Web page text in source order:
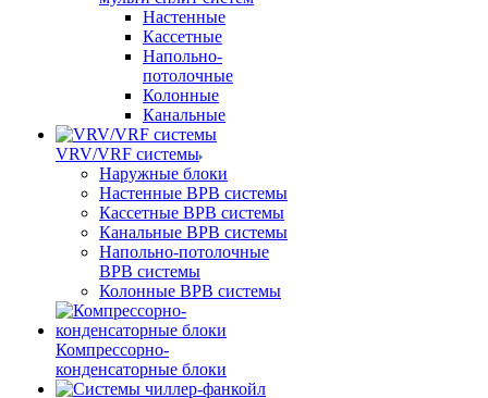
Настенные
Кассетные
Напольно-
потолочные
Колонные
Канальные
VRV/VRF системы
Наружные блоки
Настенные ВРВ системы
Кассетные ВРВ системы
Канальные ВРВ системы
Напольно-потолочные
ВРВ системы
Колонные ВРВ системы
Компрессорно-
конденсаторные блоки